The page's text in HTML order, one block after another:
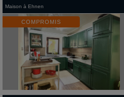
Maison à Ehnen
COMPROMIS